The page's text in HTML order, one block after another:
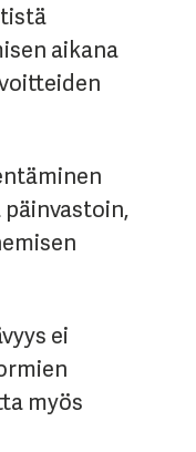
aikana
ei
myös